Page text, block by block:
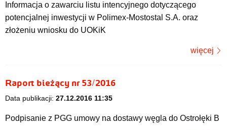
Informacja o zawarciu listu intencyjnego dotyczącego
potencjalnej inwestycji w Polimex-Mostostal S.A. oraz
złożeniu wniosku do UOKiK
więcej
Raport bieżący nr 53/2016
Data publikacji: 27.12.2016 11:35
Podpisanie z PGG umowy na dostawy węgla do Ostrołęki B